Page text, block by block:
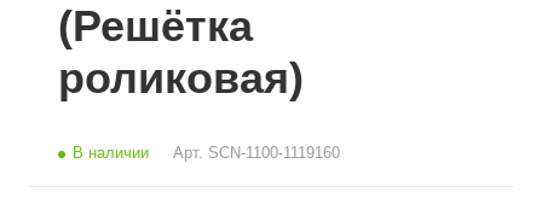
(Решётка
роликовая)
В наличии Арт. SCN-1100-1119160